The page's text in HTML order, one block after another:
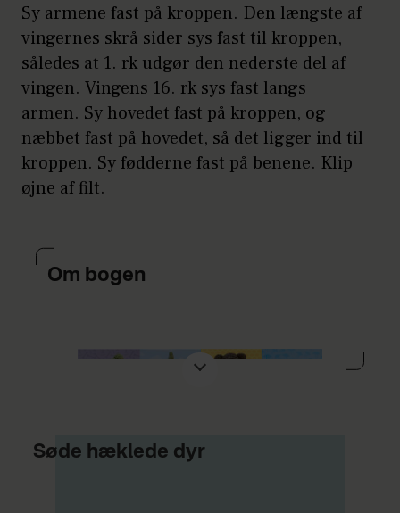
Sy armene fast på kroppen. Den længste af
vingernes skrå sider sys fast til kroppen,
således at 1. rk udgør den nederste del af
vingen. Vingens 16. rk sys fast langs
armen. Sy hovedet fast på kroppen, og
næbbet fast på hovedet, så det ligger ind til
kroppen. Sy fødderne fast på benene. Klip
øjne af filt.
Om bogen
Søde hæklede dyr